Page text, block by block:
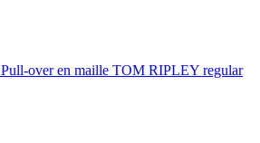
Pull-over en maille TOM RIPLEY regular